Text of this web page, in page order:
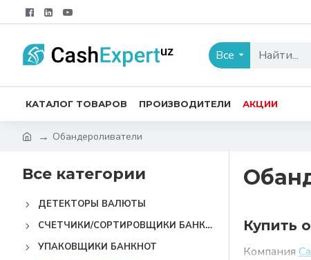
Все
КАТАЛОГ ТОВАРОВ ПРОИЗВОДИТЕЛИ АКЦИИ
Обандероливатели
Все категории
ДЕТЕКТОРЫ ВАЛЮТЫ
СЧЕТЧИКИ/СОРТИРОВЩИКИ БАНКНОТ
УПАКОВЩИКИ БАНКНОТ
Купить
Компания